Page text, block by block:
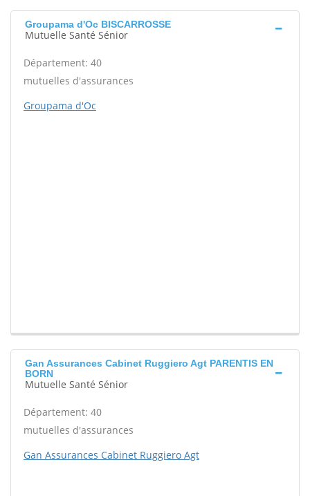
Groupama d'Oc BISCARROSSE
Mutuelle Santé Sénior
Département: 40
mutuelles d'assurances
Groupama d'Oc
Gan Assurances Cabinet Ruggiero Agt PARENTIS EN
BORN
Mutuelle Santé Sénior
Département: 40
mutuelles d'assurances
Gan Assurances Cabinet Ruggiero Agt